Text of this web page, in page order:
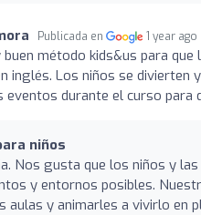
Publicada en 1 year ago
buen método kids&us para
inglés. Los niños se
durante el curso para
niños
Nos gusta que los niños y
y entornos posibles.
aulas y animarles a vivirlo en